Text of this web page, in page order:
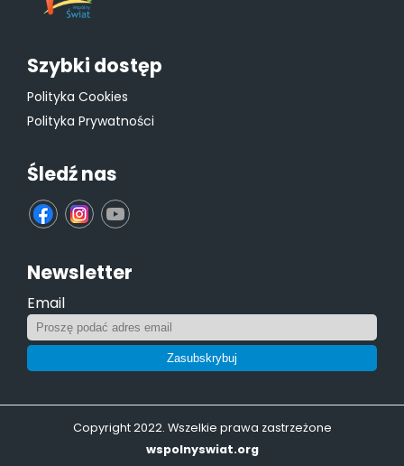
Szybki dostęp
Polityka Cookies
Polityka Prywatności
Śledź nas
fb ins yt
Newsletter
Email
Zasubskrybuj
Copyright 2022. Wszelkie prawa zastrzeżone
wspolnyswiat.org